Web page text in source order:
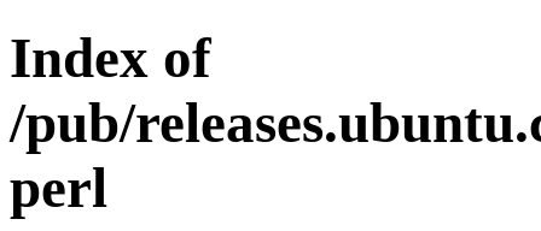
Index of
/pub/
perl